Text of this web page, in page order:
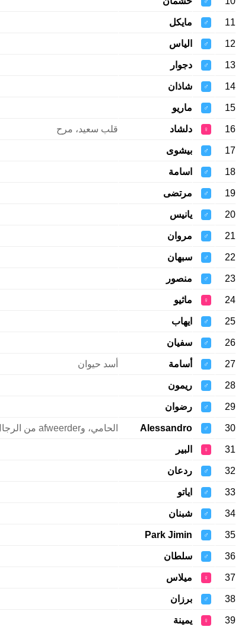
11
♂ مايكل
12
♂ الياس
13
♂ دجوار
14
♂ شاذان
15
♂ ماريو
16
♀ دلشاد قلب سعيد، مرح
17
♂ بيشوى
18
♂ اسامة
19
♂ مرتضى
20
♂ يانيس
21
♂ مروان
22
♂ سبهان
23
♂ منصور
24
♀ ماثيو
25
♂ ايهاب
26
♂ سفيان
27
♂ أسامة أسد حيوان
28
♂ ريمون
29
♂ رضوان
30
♂
Alessandro الحامي، وafweerder من الرجال
31
♀ البير
32
♂ ردعان
33
♂ اياتو
34
♂ شبنان
35
♂
Park Jimin
36
♂ سلطان
37
♀ ميلاس
38
♂ برزان
39
♀ يمينة